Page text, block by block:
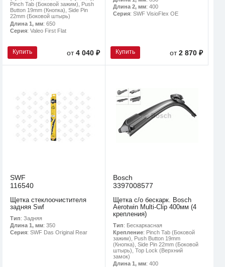
Pinch Tab (Боковой зажим), Push
Button 19mm (Кнопка), Side Pin
22mm (Боковой штырь)
Длина 1, мм: 650
Серия: Valeo First Flat
Купить от4 040 ₽
Длина 2, мм: 400
Серия: SWF VisioFlex OE
Купить от2 870 ₽
SWF
116540
Щетка стеклоочистителя
задняя Swf
Тип: Задняя
Длина 1, мм: 350
Серия: SWF Das Original Rear
Bosch
3397008577
Щетка с/о бескарк. Bosch
Aerotwin Multi-Clip 400мм (4
крепления)
Тип: Бескаркасная
Крепление: Pinch Tab (Боковой
зажим), Push Button 19mm
(Кнопка), Side Pin 22mm (Боковой
штырь), Top Lock (Верхний
замок)
Длина 1, мм: 400